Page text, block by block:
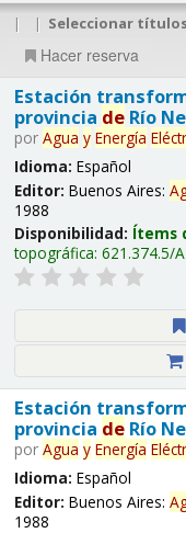
| | Seleccionar
Hacer reserva
Estación
provincia deRío
por Agua y Energía
Idioma: Español
Editor: Buenos Aires:
1988
Disponibilidad: Ítems
topográfica: 621.374.5/
Estación
provincia deRío
por Agua y Energía
Idioma: Español
Editor: Buenos Aires:
1988